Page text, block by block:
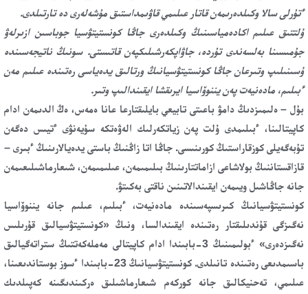
ءتۇرلى سالا وكىلدەرىمەن قاتار عىلىمي قاۋىمداستىق مۇشەلەرى دە تارتىلدى.
ۇلتتىق عىلىم اكادەمياسىنىڭ وكىلدەرى جاڭا كونستيتۋسيا جوباسىن ازىرلەۋ
جۇمىسىنا بەلسەندى تۇردە، جاۋاپكەرشىلىكپەن قاتىستى. سونىڭ ناتيجەسىندە
ۇسىنىلىپ وتىرعان جاڭا كونستيتۋسيانىڭ ورتالىق يدەياسى رەتىندە عىلىم مەن
ءبىلىم، مادەنيەت پەن يننوۆاسيا ايرىقشا ايقىندالىپ وتىر.
بۇل – ەلىمىزدىڭ دامۋ باعىتى تابيعي بايلىقتارعا عانا ەمەس، ەڭ الدىمەن ادام
كاپيتالىنا، ءبىلىمدى ۇلت پەن زياتكەرلىك الەۋەتكە سۇيەنۋى ءتيىس دەگەن
تۇبەگەيلى كوزقاراستىڭ كورىنىسى. جاڭا اتا زاڭنىڭ باستى يدەيالارىنىڭ ءبىرى –
قازاقستاننىڭ بولاشاعى ازاماتتارىنىڭ بىلىمىمەن، عىلىمىمەن، شىعارماشىلىعىمەن
جانە جاڭاشىل ويىمەن ايقىندالاتىنىن ناقتى بەكىتۋ.
كونستيتۋسيانىڭ كىرىسپەسىندە مادەنيەت، ءبىلىم، عىلىم جانە يننوۆاسيا
نەگىزگى قۇندىلىقتار رەتىندە ايقىندالسا، ونىڭ «كونستيتۋسيالىق قۇرىلىس
نەگىزدەرى» ءبولىمىنىڭ 3-بابىندا ادام كاپيتالى مەملەكەتتىڭ ستراتەگيالىق
باسىمدىعى رەتىندە تانىلدى. كونستيتۋسيانىڭ 23-بابىندا ءسوز بوستاندىعىنا،
عىلىمي، تەحنيكالىق جانە كوركەم شىعارماشىلىق ەركىندىگىنە كەپىلدىك